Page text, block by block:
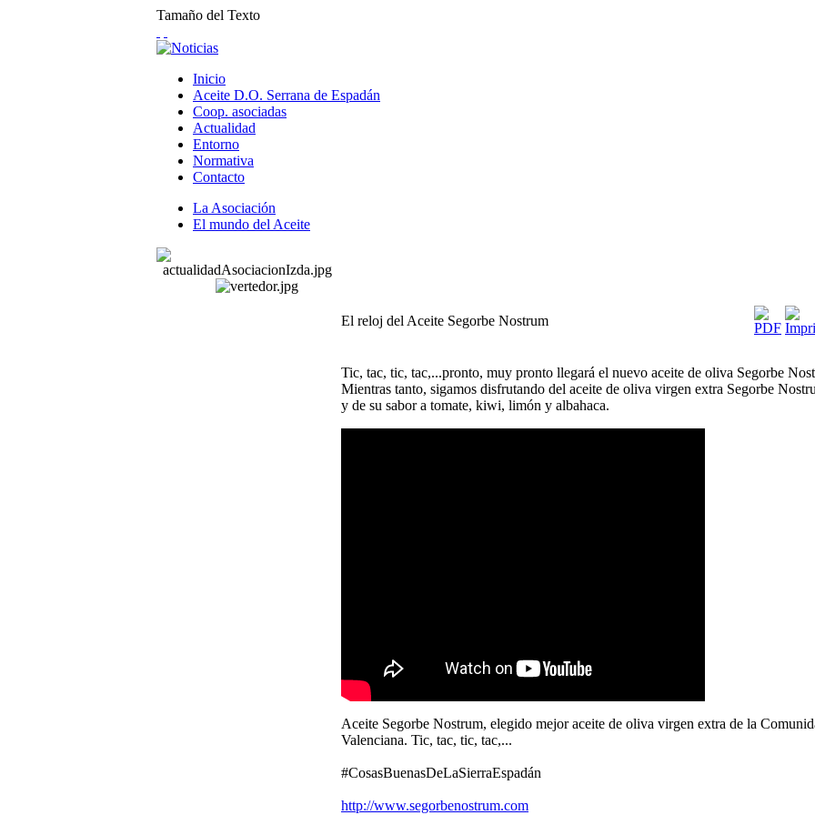
Tamaño del Texto
Inicio
Aceite D.O. Serrana de Espadán
Coop. asociadas
Actualidad
Entorno
Normativa
Contacto
La Asociación
El mundo del Aceite
El reloj del Aceite Segorbe Nostrum
Tic, tac, tic, tac,...pronto, muy pronto llegará el nuevo aceite de oliva Segorbe
Mientras tanto, sigamos disfrutando del aceite de oliva virgen extra Segorbe
y de su sabor a tomate, kiwi, limón y albahaca.
Aceite Segorbe Nostrum, elegido mejor aceite de oliva virgen extra de la
Valenciana. Tic, tac, tic, tac,...
#CosasBuenasDeLaSierraEspadán
http://www.segorbenostrum.com